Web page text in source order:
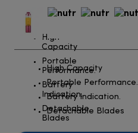
High
Capacity
Portable
Performance.
Battery
Indication.
Detachable
Blades
High Capacity
Portable Performance.
Battery Indication.
Detachable Blades